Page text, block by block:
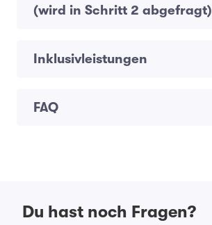
(wird in Schritt 2 abgefragt)
Inklusivleistungen
FAQ
Du hast noch Fragen?